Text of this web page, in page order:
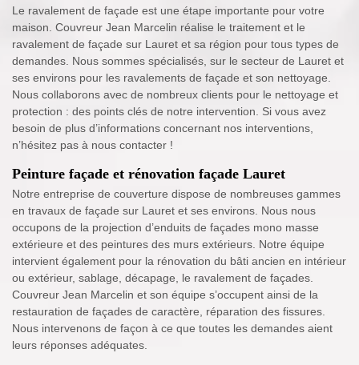
Le ravalement de façade est une étape importante pour votre
maison. Couvreur Jean Marcelin réalise le traitement et le
ravalement de façade sur Lauret et sa région pour tous types de
demandes. Nous sommes spécialisés, sur le secteur de Lauret et
ses environs pour les ravalements de façade et son nettoyage.
Nous collaborons avec de nombreux clients pour le nettoyage et
protection : des points clés de notre intervention. Si vous avez
besoin de plus d’informations concernant nos interventions,
n’hésitez pas à nous contacter !
Peinture façade et rénovation façade Lauret
Notre entreprise de couverture dispose de nombreuses gammes
en travaux de façade sur Lauret et ses environs. Nous nous
occupons de la projection d’enduits de façades mono masse
extérieure et des peintures des murs extérieurs. Notre équipe
intervient également pour la rénovation du bâti ancien en intérieur
ou extérieur, sablage, décapage, le ravalement de façades.
Couvreur Jean Marcelin et son équipe s’occupent ainsi de la
restauration de façades de caractère, réparation des fissures.
Nous intervenons de façon à ce que toutes les demandes aient
leurs réponses adéquates.